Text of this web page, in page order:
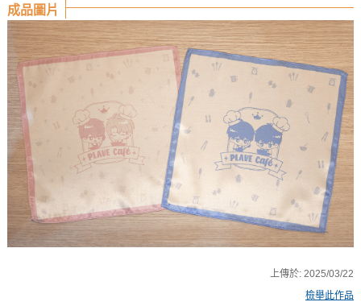
成品圖片
上傳於: 2025/03/22
檢舉此作品